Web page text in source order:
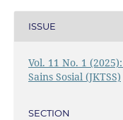
ISSUE
Vol. 11 No. 1
Sains Sosial (JKTSS)
SECTION